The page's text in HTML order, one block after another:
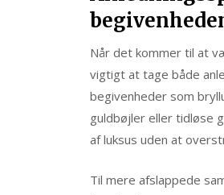
Når det kommer til at
vigtigt at tage både
begivenheder som
guldbøjler eller tidløse
af luksus uden at
Til mere afslappede